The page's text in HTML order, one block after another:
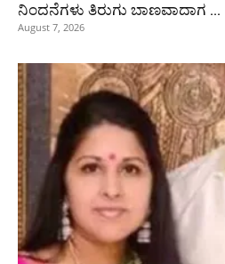
ನಿಂದನೆಗಳು ತಿರುಗು ಬಾಣವಾದಾಗ …
August 7, 2026